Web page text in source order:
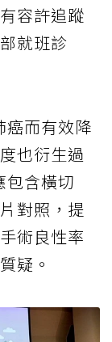
容許追蹤
就班診
癌而有效降
也衍生過
包含橫切
對照，提
術良性率
疑。